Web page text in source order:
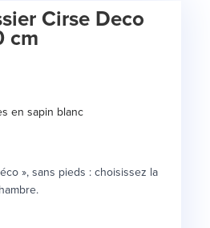
Cirse Deco
cm
en sapin blanc
», sans pieds : choisissez la